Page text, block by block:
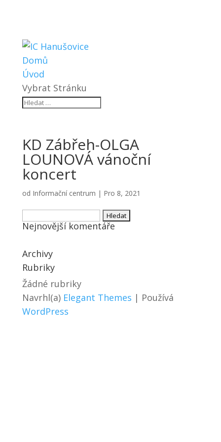
Domů
Úvod
Vybrat Stránku
KD Zábřeh-OLGA
LOUNOVÁ vánoční
koncert
od Informační centrum | Pro 8, 2021
Vyhledávání
Nejnovější komentáře
Archivy
Rubriky
Žádné rubriky
Navrhl(a) Elegant Themes | Používá
WordPress